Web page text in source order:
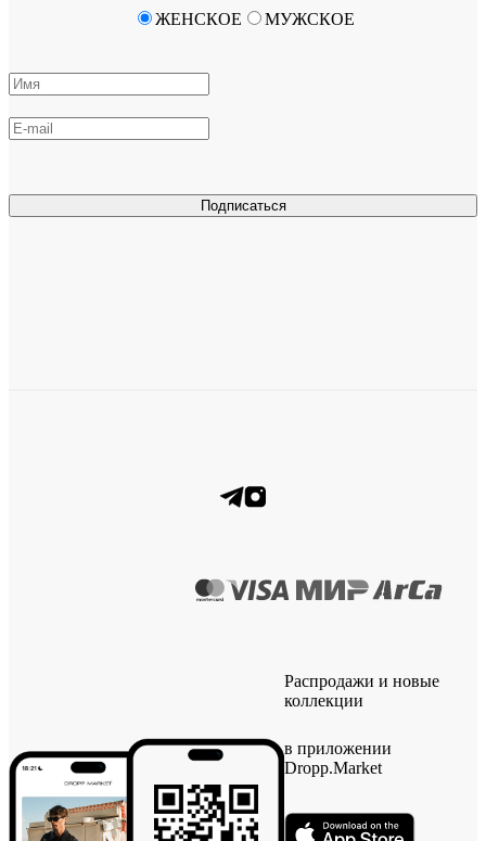
Подписаться
ЖЕНСКОЕ МУЖСКОЕ
Распродажи и новые
коллекции
в приложении
Dropp.Market